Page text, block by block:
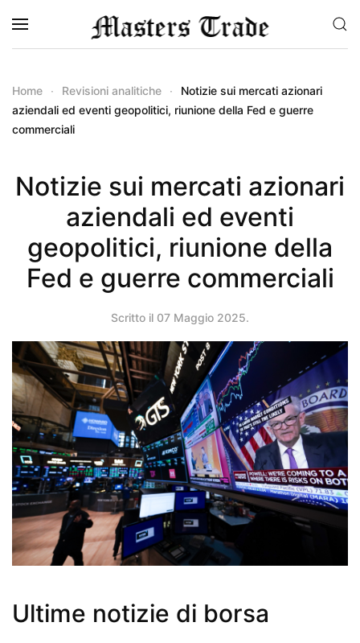
Skip to main content
Home Revisioni analitiche
Notizie sui mercati azionari
aziendali ed eventi geopolitici, riunione della Fed e guerre
commerciali
Notizie sui mercati azionari
aziendali ed eventi
geopolitici, riunione della
Fed e guerre commerciali
Scritto il 07 Maggio 2025.
Ultime notizie di borsa